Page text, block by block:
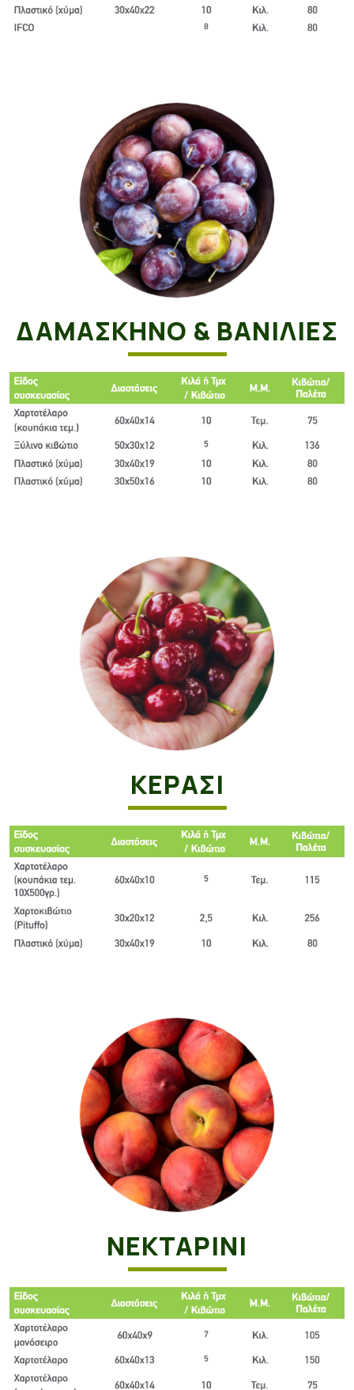
ΔΑΜΑΣΚΗΝΟ & ΒΑΝΙΛΙΕΣ
ΚΕΡΑΣΙ
ΝΕΚΤΑΡΊΝΙ